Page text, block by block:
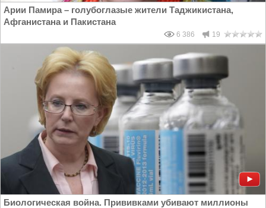
Арии Памира – голубоглазые жители Таджикистана,
Афганистана и Пакистана
6 386 19
Биологическая война. Прививками убивают миллионы